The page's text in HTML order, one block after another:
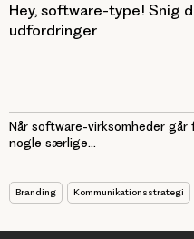
Hey, software-type! Snig
udfordringer
Når software-virksomheder
nogle særlige...
Branding Kommunikationsstrategi